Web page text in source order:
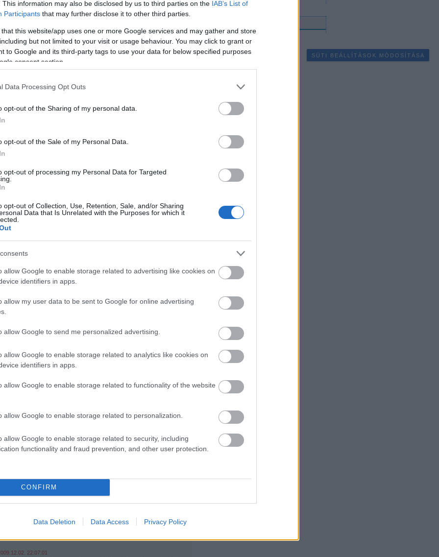
This information may also be disclosed by us to third parties on the IAB’s List of
Participants that may further disclose it to other third parties.
that this website/app uses one or more Google services and may gather and store
but not limited to your visit or usage behaviour. You may click to grant or
to Google and its third-party tags to use your data for below specified purposes
consent section.
Data Processing Opt Outs
opt-out of the Sharing of my personal data.
opt-out of the Sale of my Personal Data.
opt-out of processing my Personal Data for Targeted
opt-out of Collection, Use, Retention, Sale, and/or Sharing
Data that Is Unrelated with the Purposes for which it
allow Google to enable storage related to advertising like cookies on
identifiers in apps.
allow my user data to be sent to Google for online advertising
allow Google to send me personalized advertising.
allow Google to enable storage related to analytics like cookies on
identifiers in apps.
allow Google to enable storage related to functionality of the website
allow Google to enable storage related to personalization.
allow Google to enable storage related to security, including
functionality and fraud prevention, and other user protection.
CONFIRM
Data Deletion Data Access Privacy Policy
Válasz erre
szög volt a kapus részéröl, most eltekintve a korong lyukon valo
a korondot a kicsi lyukon?! :S
watch?v=GXDch9MnG9o
:D.
egy korong, és egy priceless lila folt :D
Válasz erre
20:51:10
mindig nem hiszem el, hogy ott ki birta lőni a korongot Miller.
)XD
Válasz erre
aranyötvözet, vagy távvezérelhető vele a
Válasz erre
de jófej volt, hogy odaadta az ütőt :)
szerintem a fényképgép kioldóját próbálta eltalálni és pózolt
félmosolyt a szája sarkában!
Válasz erre
mint az ütő... ha már lehet válogatni :)
22:07:01
SÜTI BEÁLLÍTÁSOK MÓDOSÍTÁSA